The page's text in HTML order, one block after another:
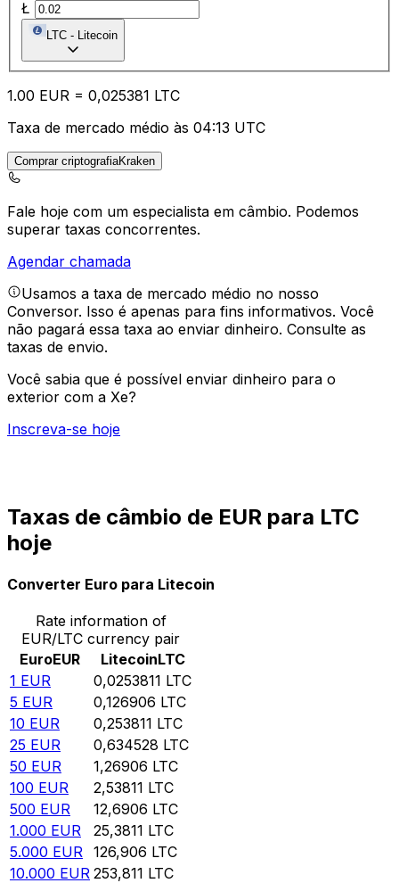
Ł
LTC - Litecoin
1.00 EUR = 0,025381 LTC
Taxa de mercado médio às 04:13 UTC
Comprar criptografiaKraken
Fale hoje com um especialista em câmbio. Podemos
superar taxas concorrentes.
Agendar chamada
Usamos a taxa de mercado médio no nosso
Conversor. Isso é apenas para fins informativos. Você
não pagará essa taxa ao enviar dinheiro. Consulte as
taxas de envio.
Você sabia que é possível enviar dinheiro para o
exterior com a Xe?
Inscreva-se hoje
Taxas de câmbio de EUR para LTC
hoje
Converter Euro para Litecoin
Rate information of
EUR/LTC currency pair
EuroEUR LitecoinLTC
1 EUR 0,0253811 LTC
5 EUR 0,126906 LTC
10 EUR 0,253811 LTC
25 EUR 0,634528 LTC
50 EUR 1,26906 LTC
100 EUR 2,53811 LTC
500 EUR 12,6906 LTC
1.000 EUR 25,3811 LTC
5.000 EUR 126,906 LTC
10.000 EUR 253,811 LTC